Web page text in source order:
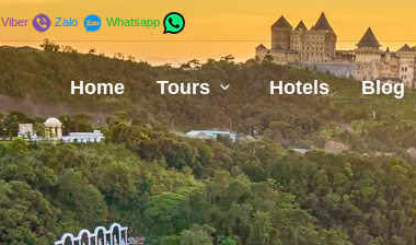
Viber Zalo Whatsapp
Home Tours Hotels Blog